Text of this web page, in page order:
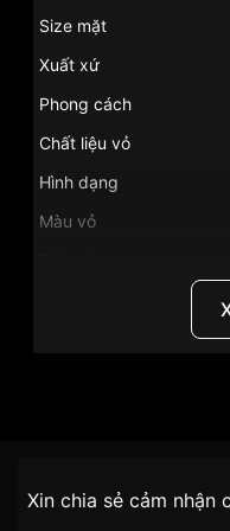
Size mặt
Xuất xứ
Phong cách
Chất liệu vỏ
Hình dạng
Màu vỏ
Đối tượng sử dụng
Xin chia sẻ cảm nhận